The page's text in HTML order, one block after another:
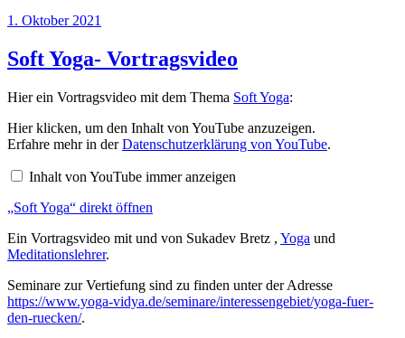
Veröffentlicht
1. Oktober 2021
Soft Yoga- Vortragsvideo
Hier ein Vortragsvideo mit dem Thema Soft Yoga:
„Soft
Yoga“
von
anzeigen
Hier klicken, um den Inhalt von YouTube anzuzeigen.
Erfahre mehr in derDatenschutzerklärung von YouTube.
Inhalt von YouTube immer anzeigen
„Soft Yoga“ direkt öffnen
Ein Vortragsvideo mit und von Sukadev Bretz , Yoga und
Meditationslehrer.
Seminare zur Vertiefung sind zu finden unter der Adresse
https://www.yoga-vidya.de/seminare/interessengebiet/yoga-fuer-
den-ruecken/.